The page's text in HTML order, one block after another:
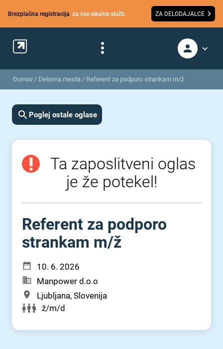
Brezplačna registracija za vse iskalce služb ZA DELODAJALCE
Domov / Delovna mesta / Referent za podporo strankam m/ž
Poglej ostale oglase
Ta zaposlitveni oglas
je že potekel!
Referent za podporo
strankam m⁠/⁠ž
10. 6. 2026
Manpower d.o.o
Ljubljana, Slovenija
ž/m/d